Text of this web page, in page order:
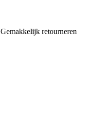
Gemakkelijk retourneren